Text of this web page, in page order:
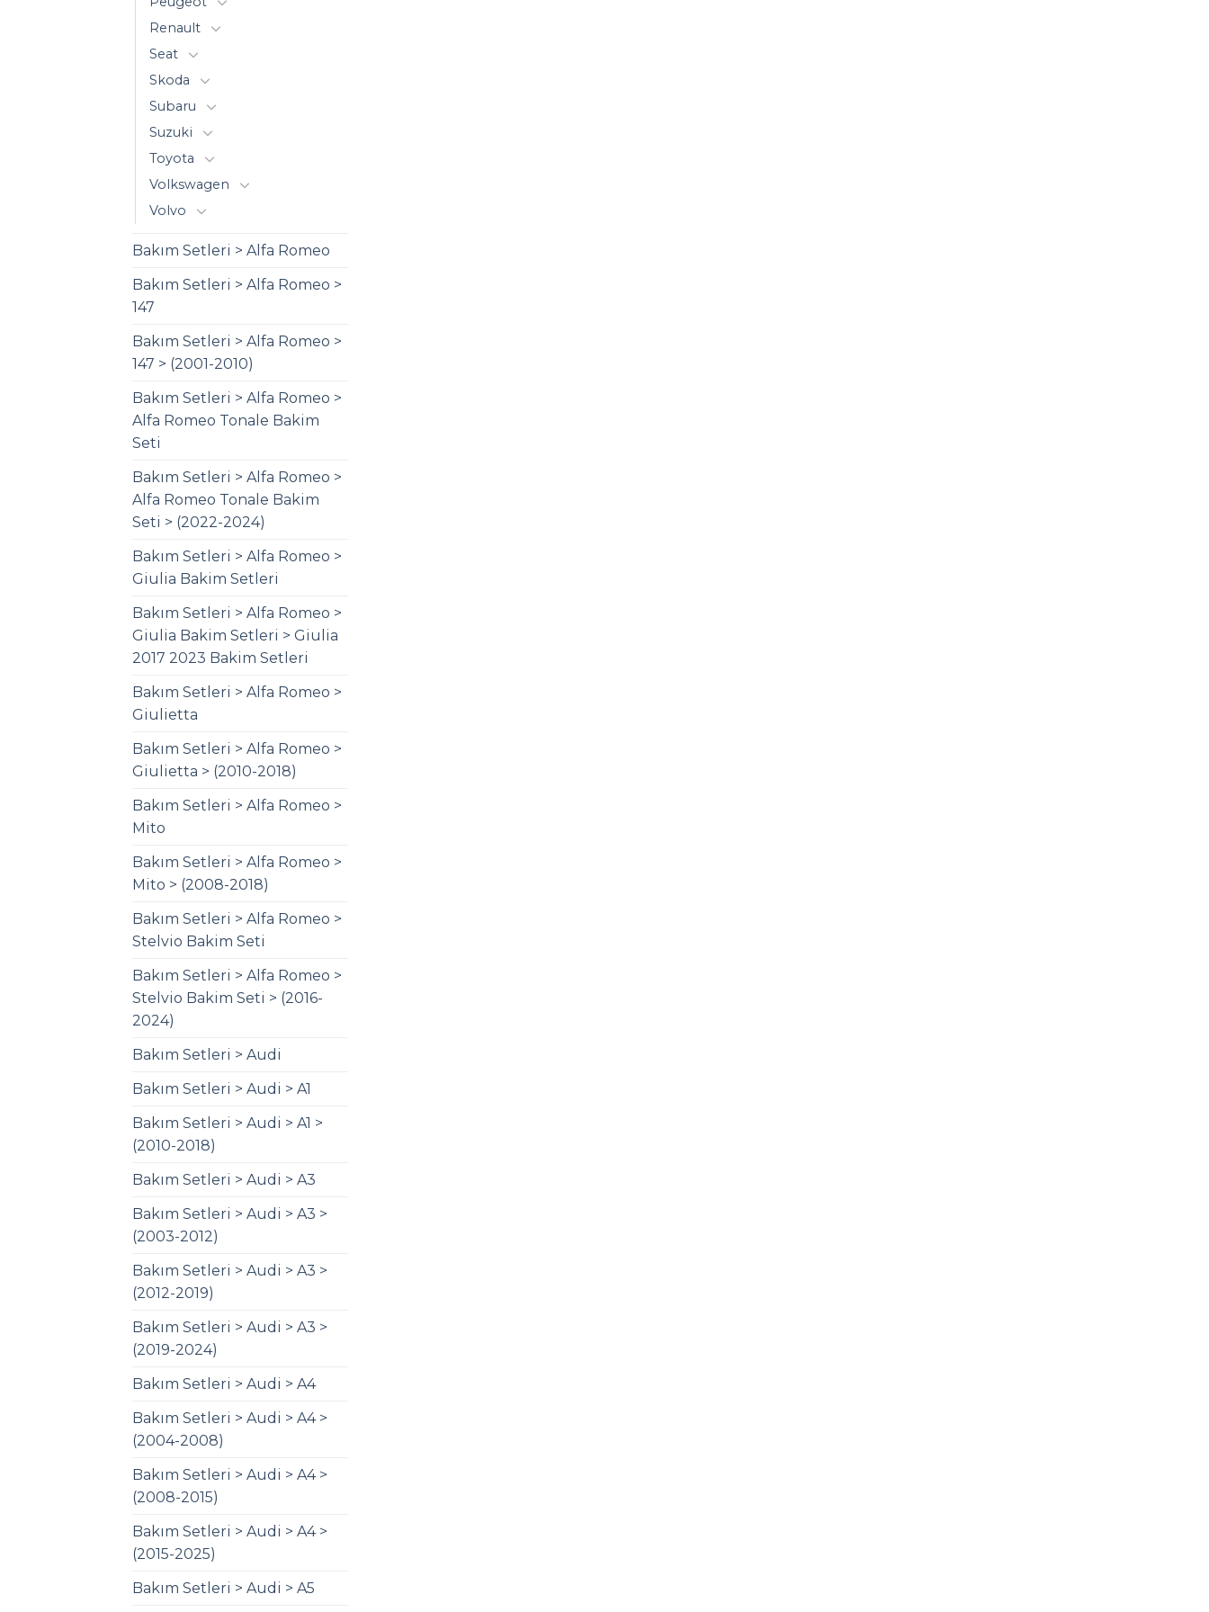
Renault
Seat
Skoda
Subaru
Suzuki
Toyota
Volkswagen
Volvo
Bakım Setleri > Alfa Romeo
Bakım Setleri > Alfa Romeo >
147
Bakım Setleri > Alfa Romeo >
147 > (2001-2010)
Bakım Setleri > Alfa Romeo >
Alfa Romeo Tonale Bakim
Seti
Bakım Setleri > Alfa Romeo >
Alfa Romeo Tonale Bakim
Seti > (2022-2024)
Bakım Setleri > Alfa Romeo >
Giulia Bakim Setleri
Bakım Setleri > Alfa Romeo >
Giulia Bakim Setleri > Giulia
2017 2023 Bakim Setleri
Bakım Setleri > Alfa Romeo >
Giulietta
Bakım Setleri > Alfa Romeo >
Giulietta > (2010-2018)
Bakım Setleri > Alfa Romeo >
Mito
Bakım Setleri > Alfa Romeo >
Mito > (2008-2018)
Bakım Setleri > Alfa Romeo >
Stelvio Bakim Seti
Bakım Setleri > Alfa Romeo >
Stelvio Bakim Seti > (2016-
2024)
Bakım Setleri > Audi
Bakım Setleri > Audi > A1
Bakım Setleri > Audi > A1 >
(2010-2018)
Bakım Setleri > Audi > A3
Bakım Setleri > Audi > A3 >
(2003-2012)
Bakım Setleri > Audi > A3 >
(2012-2019)
Bakım Setleri > Audi > A3 >
(2019-2024)
Bakım Setleri > Audi > A4
Bakım Setleri > Audi > A4 >
(2004-2008)
Bakım Setleri > Audi > A4 >
(2008-2015)
Bakım Setleri > Audi > A4 >
(2015-2025)
Bakım Setleri > Audi > A5